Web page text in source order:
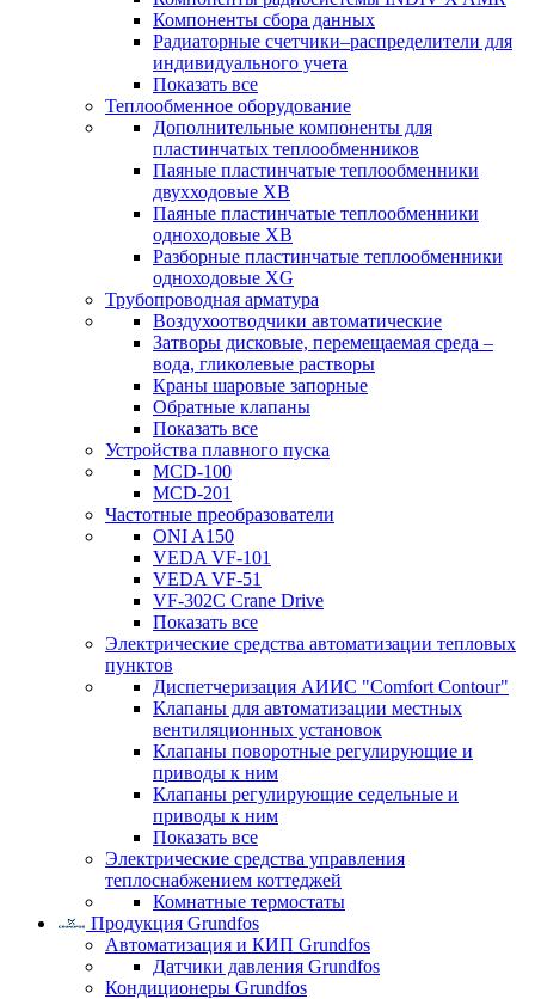
Компоненты сбора данных
Радиаторные счетчики–распределители для
индивидуального учета
Показать все
Теплообменное оборудование
Дополнительные компоненты для
пластинчатых теплообменников
Паяные пластинчатые теплообменники
двухходовые XB
Паяные пластинчатые теплообменники
одноходовые ХВ
Разборные пластинчатые теплообменники
одноходовые ХG
Трубопроводная арматура
Воздухоотводчики автоматические
Затворы дисковые, перемещаемая среда –
вода, гликолевые растворы
Краны шаровые запорные
Обратные клапаны
Показать все
Устройства плавного пуска
MCD-100
MCD-201
Частотные преобразователи
ONI A150
VEDA VF-101
VEDA VF-51
VF-302C Crane Drive
Показать все
Электрические средства автоматизации тепловых
пунктов
Диспетчеризация АИИС "Comfort Contour"
Клапаны для автоматизации местных
вентиляционных установок
Клапаны поворотные регулирующие и
приводы к ним
Клапаны регулирующие седельные и
приводы к ним
Показать все
Электрические средства управления
теплоснабжением коттеджей
Комнатные термостаты
Продукция Grundfos
Автоматизация и КИП Grundfos
Датчики давления Grundfos
Кондиционеры Grundfos